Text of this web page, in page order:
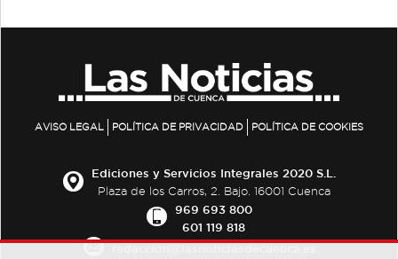
AVISO LEGAL POLÍTICA DE PRIVACIDAD POLÍTICA DE COOKIES
Ediciones y Servicios Integrales 2020 S.L.
Plaza de los Carros, 2. Bajo. 16001 Cuenca
969 693 800
601 119 818